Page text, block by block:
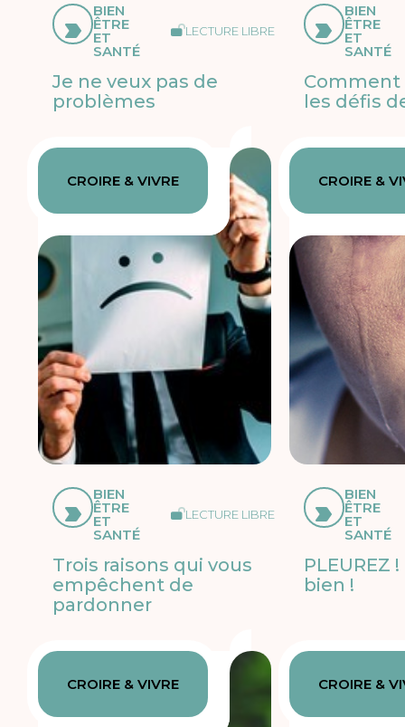
BIEN
ÊTRE
ET
SANTÉ
LECTURE LIBRE
Je ne veux pas de
problèmes
BIEN
ÊTRE
ET
SANTÉ
les défis
CROIRE & VIVRE
BIEN
ÊTRE
ET
SANTÉ
LECTURE LIBRE
Trois raisons qui vous
empêchent de
pardonner
CROIRE &
BIEN
ÊTRE
ET
SANTÉ
PLEUREZ
bien !
CROIRE & VIVRE CROIRE &